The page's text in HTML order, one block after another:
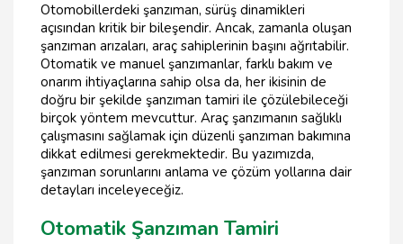
Otomobillerdeki şanzıman, sürüş dinamikleri
açısından kritik bir bileşendir. Ancak, zamanla oluşan
şanzıman arızaları, araç sahiplerinin başını ağrıtabilir.
Otomatik ve manuel şanzımanlar, farklı bakım ve
onarım ihtiyaçlarına sahip olsa da, her ikisinin de
doğru bir şekilde şanzıman tamiri ile çözülebileceği
birçok yöntem mevcuttur. Araç şanzımanın sağlıklı
çalışmasını sağlamak için düzenli şanzıman bakımına
dikkat edilmesi gerekmektedir. Bu yazımızda,
şanzıman sorunlarını anlama ve çözüm yollarına dair
detayları inceleyeceğiz.
Otomatik Şanzıman Tamiri